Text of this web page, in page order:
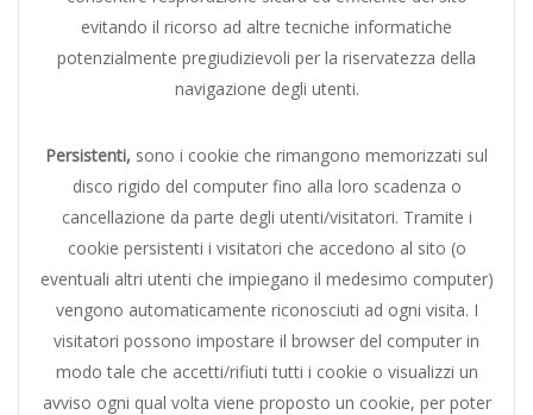
evitando il ricorso ad altre tecniche informatiche
potenzialmente pregiudizievoli per la riservatezza della
navigazione degli utenti.
Persistenti, sono i cookie che rimangono memorizzati sul
disco rigido del computer fino alla loro scadenza o
cancellazione da parte degli utenti/visitatori. Tramite i
cookie persistenti i visitatori che accedono al sito (o
eventuali altri utenti che impiegano il medesimo computer)
vengono automaticamente riconosciuti ad ogni visita. I
visitatori possono impostare il browser del computer in
modo tale che accetti/rifiuti tutti i cookie o visualizzi un
avviso ogni qual volta viene proposto un cookie, per poter